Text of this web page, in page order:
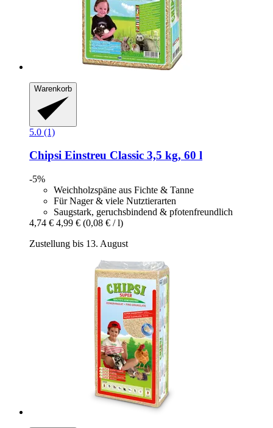
Warenkorb
5.0 (1)
Chipsi Einstreu Classic 3,5 kg, 60 l
-5%
Weichholzspäne aus Fichte & Tanne
Für Nager & viele Nutztierarten
Saugstark, geruchsbindend & pfotenfreundlich
4,74 € 4,99 € (0,08 € / l)
Zustellung bis 13. August